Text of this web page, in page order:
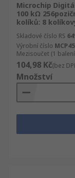
Microchip
100 kΩ
kolíků: 8
Skladové číslo RS
Výrobní číslo
Mezisoučet (1
104,98 Kč(bez
Množství